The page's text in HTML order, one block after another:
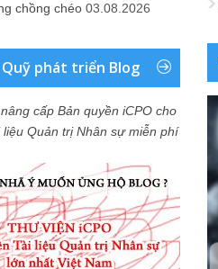
chồng chéo 03.08.2026
phát triển Blog
cấp Bản quyền iCPO cho
Quản trị Nhân sự miễn phí